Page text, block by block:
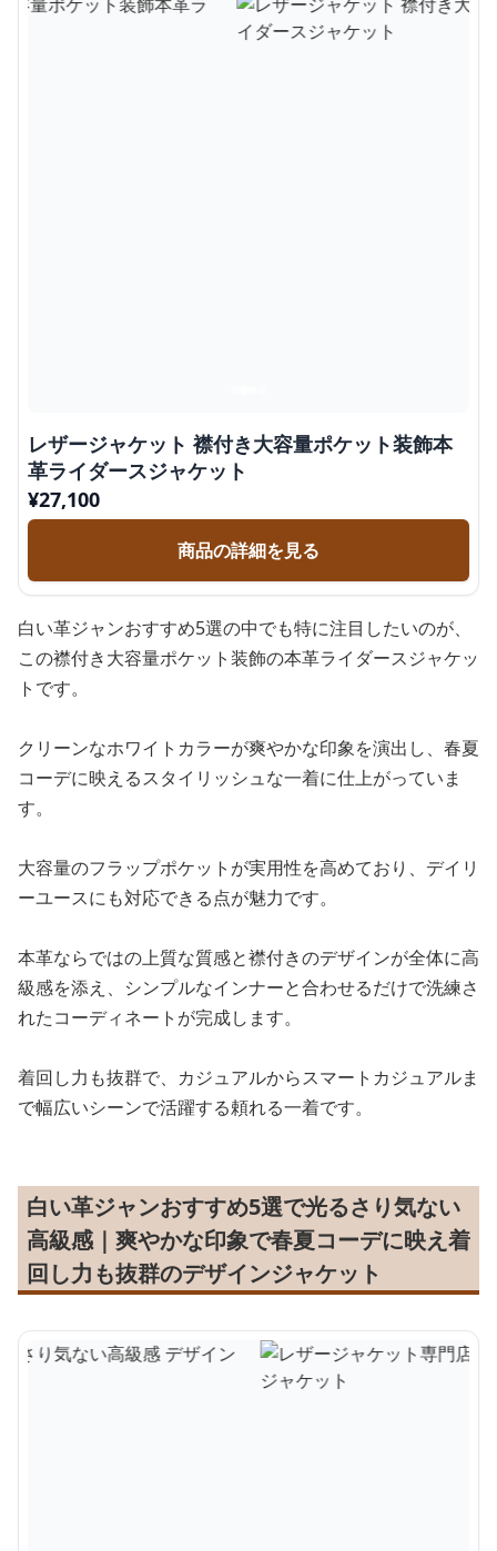
レザージャケット 襟付き大容量ポケット装飾本
革ライダースジャケット
¥27,100
商品の詳細を見る
白い革ジャンおすすめ5選の中でも特に注目したいのが、
この襟付き大容量ポケット装飾の本革ライダースジャケッ
トです。
クリーンなホワイトカラーが爽やかな印象を演出し、春夏
コーデに映えるスタイリッシュな一着に仕上がっていま
す。
大容量のフラップポケットが実用性を高めており、デイリ
ーユースにも対応できる点が魅力です。
本革ならではの上質な質感と襟付きのデザインが全体に高
級感を添え、シンプルなインナーと合わせるだけで洗練さ
れたコーディネートが完成します。
着回し力も抜群で、カジュアルからスマートカジュアルま
で幅広いシーンで活躍する頼れる一着です。
白い革ジャンおすすめ5選で光るさり気ない
高級感｜爽やかな印象で春夏コーデに映え着
回し力も抜群のデザインジャケット